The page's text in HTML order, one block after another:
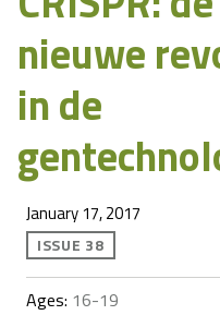
nieuwe
in de
January 17, 2017
ISSUE 38
Ages: 16-19